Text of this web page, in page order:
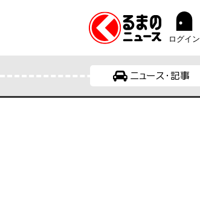
ログイン
ニュース・記事